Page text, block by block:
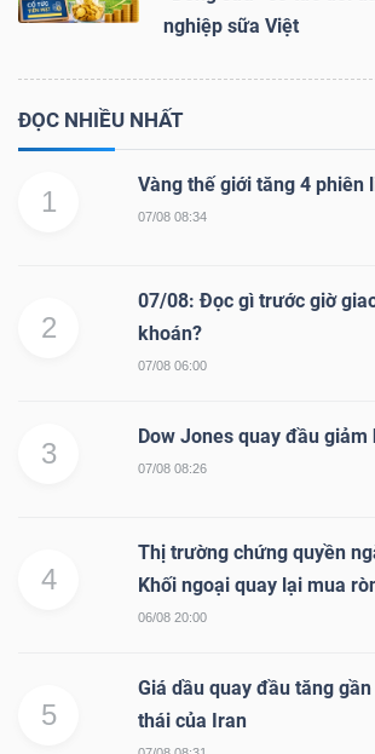
nghiệp sữa Việt
ĐỌC NHIỀU NHẤT
1
Vàng thế giới tăng 4 phiên
07/08 08:34
2
07/08: Đọc gì trước giờ
khoán?
07/08 06:00
3
Dow Jones quay đầu giảm
07/08 08:26
4
Thị trường chứng quyền
Khối ngoại quay lại mua
06/08 20:00
5
Giá dầu quay đầu tăng
thái của Iran